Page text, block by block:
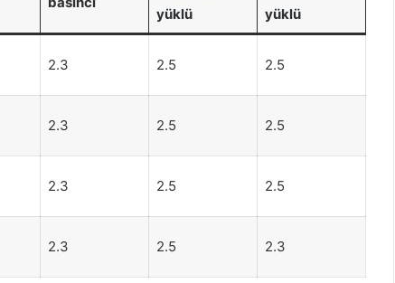
yüklü
yüklü
2.3 2.5 2.5
2.3 2.5 2.5
2.3 2.5 2.5
2.3 2.5 2.3